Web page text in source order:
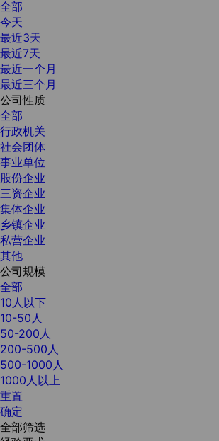
全部
今天
最近3天
最近7天
最近一个月
最近三个月
公司性质
全部
行政机关
社会团体
事业单位
股份企业
三资企业
集体企业
乡镇企业
私营企业
其他
公司规模
全部
10人以下
10-50人
50-200人
200-500人
500-1000人
1000人以上
重置
确定
全部筛选